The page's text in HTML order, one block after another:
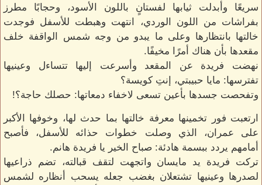
سريعًا وأبدلت ثيابها لفستانٍ باللون الأسود، وحجابًا مطرز
بفراشات من اللون الوردي، انتهت وهبطت للأسفل فوجدت
خالتها بانتظارها وعلى ما يبدو من وجه شمس الواقفة خلف
مقعدها بأن هناك أمرًا مخيفًا.
نهضت فريدة عن المقعد وأسرعت إليها تتساءل وعينيها
تفترسها: مايا حبيبتي، إنتِ كويسة؟
وتفحصت جسدها بأعين تسعى لاخفاء دمعاتها: حصلك حاجة؟!
ارتعبت فور تخمينها معرفة خالتها بما حدث لها، وخوفها الأكبر
على عمران، الذي وصلت خطوات حذائه للأسفل، فأصبح
أمامهم يردد ببسمة هادئة: صباح الخير يا فريدة هانم.
تركت فريدة يد مايسان واتجهت لتقف قبالته، تضم ذراعيها
لصدرها وعينيها تشتعلان بغضب جعله يسحب أنظاره لشمس